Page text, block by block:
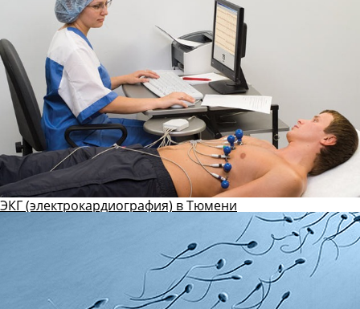
ЭКГ (электрокардиография) в Тюмени